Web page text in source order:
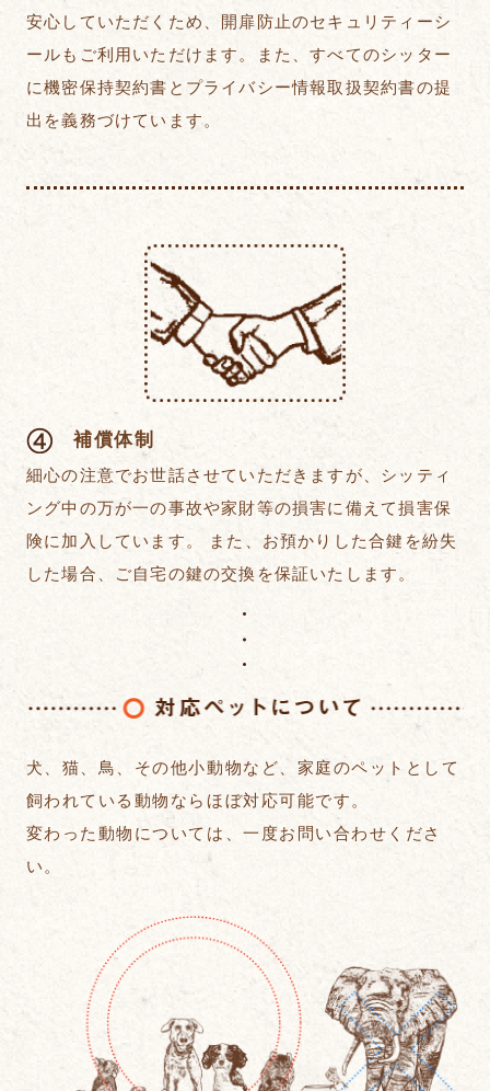
安心していただくため、開扉防止のセキュリティーシ
ールもご利用いただけます。また、すべてのシッター
に機密保持契約書とプライバシー情報取扱契約書の提
出を義務づけています。
補償体制
細心の注意でお世話させていただきますが、シッティ
ング中の万が一の事故や家財等の損害に備えて損害保
険に加入しています。 また、お預かりした合鍵を紛失
した場合、ご自宅の鍵の交換を保証いたします。
犬、猫、鳥、その他小動物など、 家庭のペットとして
飼われている動物ならほぼ対応可能です。
変わった動物については、一度お問い合わせくださ
い。